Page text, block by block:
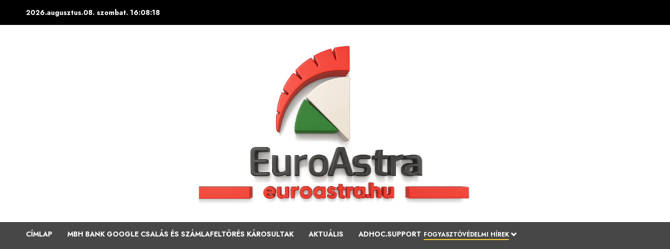
2026.augusztus.08. szombat. 16:08:18
CÍMLAP MBH BANK GOOGLE CSALÁS ÉS SZÁMLAFELTÖRÉS KÁROSULTAK AKTUÁLIS ADHOC.SUPPORT FOGYASZTÓVÉDELMI HÍREK